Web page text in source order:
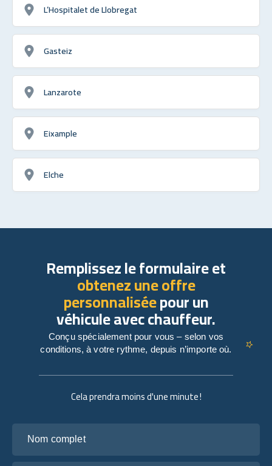
L’Hospitalet de Llobregat
Gasteiz
Lanzarote
Eixample
Elche
Cela prendra moins d'une minute !
Remplissez le formulaire et
obtenez une offre
personnaliséepour un
véhicule avec chauffeur.
Conçu spécialement pour vous – selon vos
conditions, à votre rythme, depuis n’importe où.